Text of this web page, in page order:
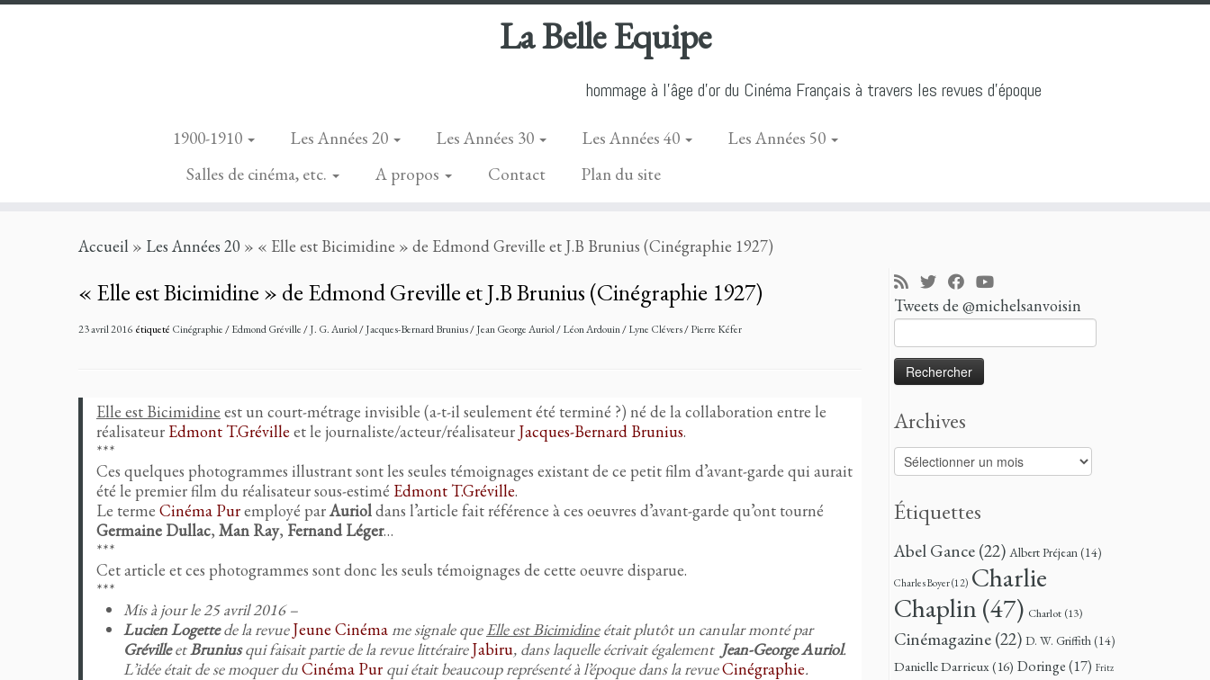
La Belle Equipe
hommage à l'âge d'or du Cinéma Français à travers les revues d'époque
1900-1910 Les Années 20 Les Années 30 Les Années 40
Les Années 50
Salles de cinéma, etc.
A propos Contact Plan du site
Accueil » Les Années 20 » « Elle est Bicimidine » de Edmond Greville et J.B Brunius (Cinégraphie 1927)
« Elle est Bicimidine » de Edmond Greville et J.B Brunius (Cinégraphie 1927)
23 avril 2016 étiqueté Cinégraphie/Edmond Gréville/J. G. Auriol/Jacques-Bernard Brunius/Jean George Auriol/Léon Ardouin/Lyne Clévers/Pierre Kéfer
Elle est Bicimidine est un court-métrage invisible (a-t-il seulement été terminé ?) né de la collaboration entre le
réalisateur Edmont T.Gréville et le journaliste/acteur/réalisateur Jacques-Bernard Brunius.
***
Ces quelques photogrammes illustrant sont les seules témoignages existant de ce petit film d’avant-garde qui aurait
été le premier film du réalisateur sous-estimé Edmont T.Gréville.
Le terme Cinéma Puremployé parAurioldans l’article fait référence à ces oeuvres d’avant-garde qu’ont tourné
Germaine Dullac, Man Ray, Fernand Léger…
***
Cet article et ces photogrammes sont donc les seuls témoignages de cette oeuvre disparue.
***
Mis à jour le 25 avril 2016 –
Lucien Logettede la revueJeune Cinémame signale queElle est Bicimidineétait plutôt un canular monté par
GrévilleetBruniusqui faisait partie de la revue littéraireJabiru, dans laquelle écrivait également Jean-George Auriol.
L’idée était de se moquer duCinéma Pur qui était beaucoup représenté à l’époque dans la revueCinégraphie.
Tweets de @michelsanvoisin
Archives
Archives
Étiquettes
Abel Gance(22) Albert Préjean(14)
Charles Boyer(12) Charlie
Chaplin(47) Charlot (13)
Cinémagazine(22) D. W. Griffith(14)
Danielle Darrieux(16) Doringe(17) Fritz